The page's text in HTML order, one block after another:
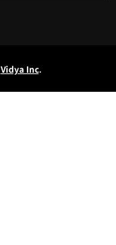
Vidya Inc.